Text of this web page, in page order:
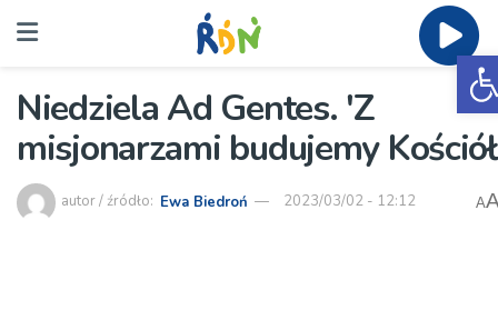
Niedziela Ad Gentes. 'Z
misjonarzami budujemy Kościół
autor / źródło: Ewa Biedroń 2023/03/02 - 12:12 A